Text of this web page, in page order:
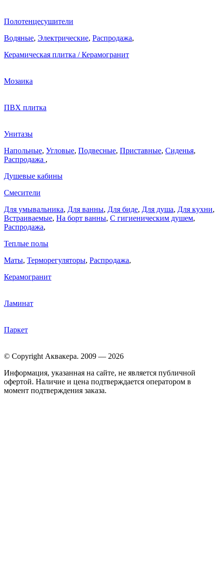
Полотенцесушители
Водяные, Электрические, Распродажа,
Керамическая плитка / Керамогранит
Мозаика
ПВХ плитка
Унитазы
Напольные, Угловые, Подвесные, Приставные, Сиденья,
Распродажа ,
Душевые кабины
Смесители
Для умывальника, Для ванны, Для биде, Для душа, Для кухни,
Встраиваемые, На борт ванны, C гигиеническим душем,
Распродажа,
Теплые полы
Маты, Терморегуляторы, Распродажа,
Керамогранит
Ламинат
Паркет
© Copyright Аквакера. 2009 — 2026
Информация, указанная на сайте, не является публичной
офертой. Наличие и цена подтверждается оператором в
момент подтверждения заказа.